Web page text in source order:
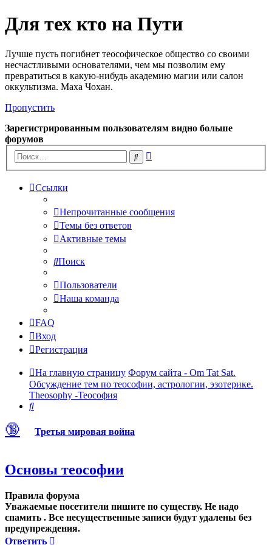
Для тех кто на Пути
Лучше пусть погибнет теософическое общество со своими
несчастливыми основателями, чем мы позволим ему
превратиться в какую-нибудь академию магии или салон
оккультизма. Маха Чохан.
Пропустить
Зарегистрированным пользователям видно больше
форумов
Поиск
Ссылки
Непрочитанные сообщения
Темы без ответов
Активные темы
Поиск
Пользователи
Наша команда
FAQ
Вход
Регистрация
На главную страницу Форум сайта - Om Tat Sat.
Обсуждение тем по теософии, астрологии, эзотерике.
Theosophy -Теософия
Поиск
🔞 Третья мировая война
Основы теософии
Правила форума
Уважаемые посетители пишите по существу. Не надо
спамить . Все несущественные записи будут удалены без
предупреждения.
Ответить